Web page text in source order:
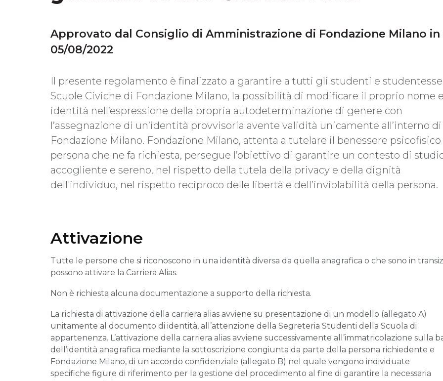
Approvato dal Consiglio di Amministrazione di Fondazione Milano in
05/08/2022
Il presente regolamento è finalizzato a garantire a tutti gli studenti e
Scuole Civiche di Fondazione Milano, la possibilità di modificare il proprio nome
identità nell’espressione della propria autodeterminazione di genere con
l’assegnazione di un’identità provvisoria avente validità unicamente all’interno di
Fondazione Milano. Fondazione Milano, attenta a tutelare il benessere
persona che ne fa richiesta, persegue l’obiettivo di garantire un contesto di
accogliente e sereno, nel rispetto della tutela della privacy e della dignità
dell'individuo, nel rispetto reciproco delle libertà e dell’inviolabilità della persona.
Attivazione
Tutte le persone che si riconoscono in una identità diversa da quella anagrafica o che sono in
possono attivare la Carriera Alias.
Non è richiesta alcuna documentazione a supporto della richiesta.
La richiesta di attivazione della carriera alias avviene su presentazione di un modello (allegato A)
unitamente al documento di identità, all’attenzione della Segreteria Studenti della Scuola di
appartenenza. L’attivazione della carriera alias avviene successivamente all’immatricolazione sulla
dell’identità anagrafica mediante la sottoscrizione congiunta da parte della persona richiedente e
Fondazione Milano, di un accordo confidenziale (allegato B) nel quale vengono individuate
specifiche figure di riferimento per la gestione del procedimento al fine di garantire la necessaria